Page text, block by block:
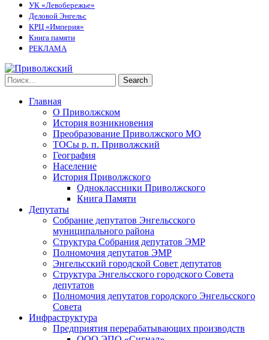
УК «Левобережье»
Деловой Энгельс
КРЦ «Империя»
Книга памяти
РЕКЛАМА
Главная
О Приволжском
История возникновения
Преобразование Приволжского МО
ТОСы р. п. Приволжский
География
Население
История Приволжского
Одноклассники Приволжского
Книга Памяти
Депутаты
Собрание депутатов Энгельсского
муниципального района
Структура Собрания депутатов ЭМР
Полномочия депутатов ЭМР
Энгельсский городской Совет депутатов
Структура Энгельсского городского Совета
депутатов
Полномочия депутатов городского Энгельсского
Совета
Инфраструктура
Предприятия перерабатывающих производств